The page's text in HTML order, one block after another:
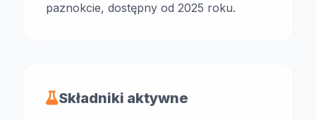
paznokcie, dostępny od 2025 roku.
Składniki aktywne